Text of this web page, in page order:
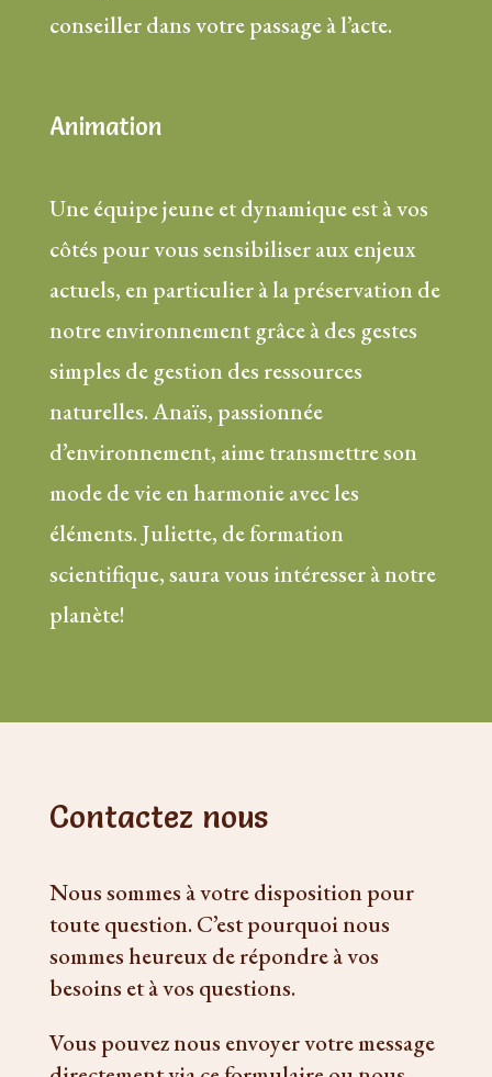
conseiller dans votre passage à l’acte.
Animation
Une équipe jeune et dynamique est à vos
côtés pour vous sensibiliser aux enjeux
actuels, en particulier à la préservation de
notre environnement grâce à des gestes
simples de gestion des ressources
naturelles. Anaïs, passionnée
d’environnement, aime transmettre son
mode de vie en harmonie avec les
éléments. Juliette, de formation
scientifique, saura vous intéresser à notre
planète!
Contactez nous
Nous sommes à votre disposition pour
toute question. C’est pourquoi nous
sommes heureux de répondre à vos
besoins et à vos questions.
Vous pouvez nous envoyer votre message